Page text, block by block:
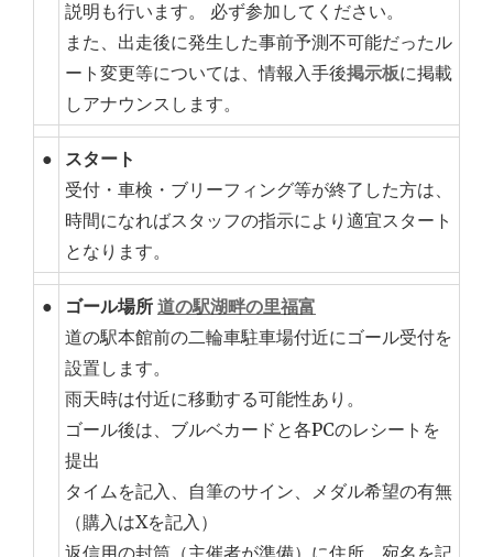
説明も行います。 必ず参加してください。
また、出走後に発生した事前予測不可能だったル
ート変更等については、情報入手後掲示板に掲載
しアナウンスします。
●
スタート
受付・車検・ブリーフィング等が終了した方は、
時間になればスタッフの指示により適宜スタート
となります。
● ゴール場所 道の駅湖畔の里福富
道の駅本館前の二輪車駐車場付近にゴール受付を
設置します。
雨天時は付近に移動する可能性あり。
ゴール後は、ブルベカードと各PCのレシートを
提出
タイムを記入、自筆のサイン、メダル希望の有無
（購入はXを記入）
返信用の封筒（主催者が準備）に住所、宛名を記